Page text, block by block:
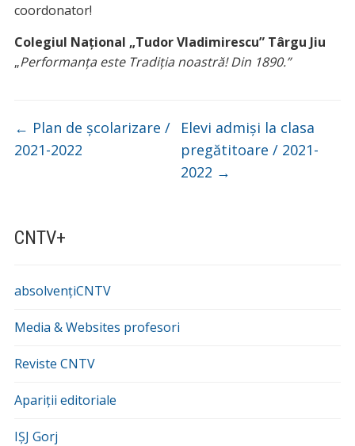
CNTV+
absolvențiCNTV
Media & Websites profesori
Reviste CNTV
Apariții editoriale
IȘJ Gorj
coordonator!
Colegiul Național „Tudor Vladimirescu” Târgu Jiu
„Performanța este Tradiția noastră! Din 1890.”
← Plan de școlarizare /
2021-2022
Elevi admiși la clasa
pregătitoare / 2021-
2022 →